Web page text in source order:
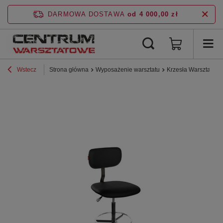
DARMOWA DOSTAWA od 4 000,00 zł
Wstecz Strona główna Wyposażenie warsztatu Krzesła Warsztatowe